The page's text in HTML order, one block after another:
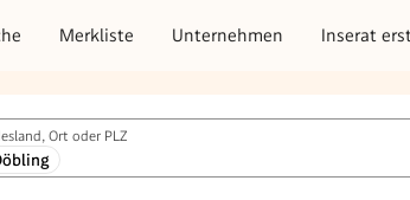
Merkliste Unternehmen Inserat
Ort oder PLZ